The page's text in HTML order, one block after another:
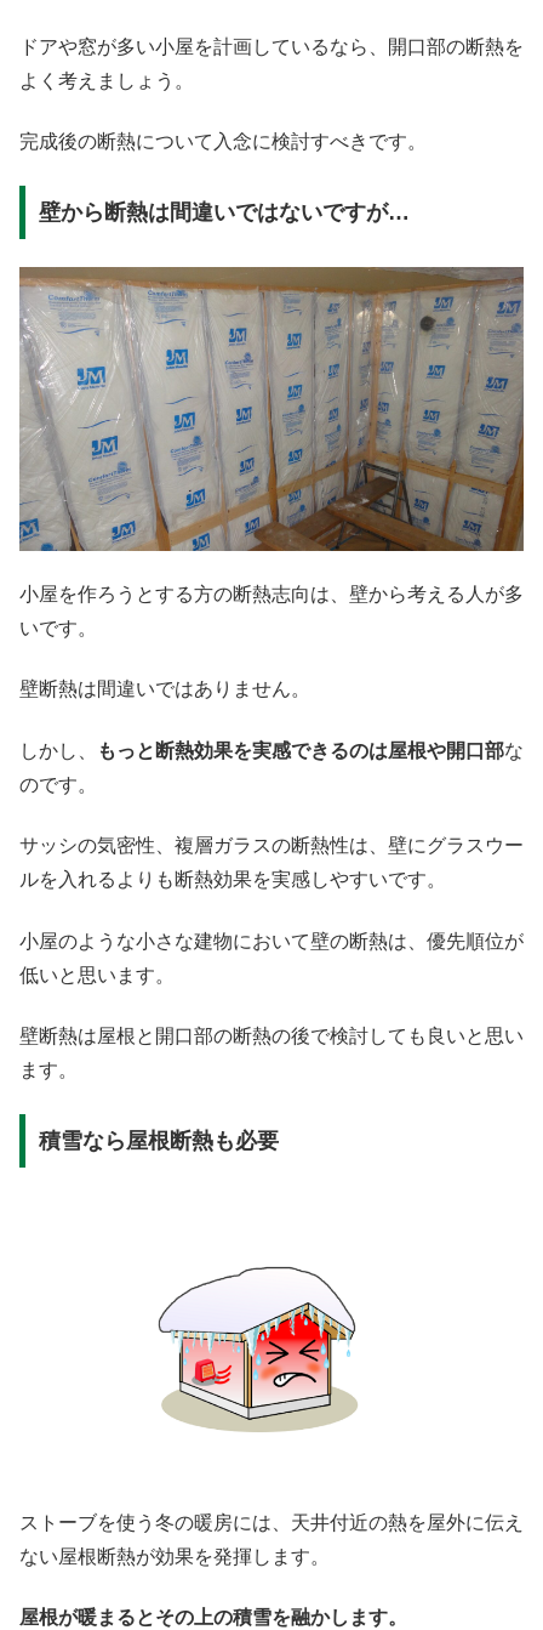
ドアや窓が多い小屋を計画しているなら、開口部の断熱を
よく考えましょう。
完成後の断熱について入念に検討すべきです。
壁から断熱は間違いではないですが…
小屋を作ろうとする方の断熱志向は、壁から考える人が多
いです。
壁断熱は間違いではありません。
しかし、 もっと断熱効果を実感できるのは屋根や開口部な
のです。
サッシの気密性、複層ガラスの断熱性は、壁にグラスウー
ルを入れるよりも断熱効果を実感しやすいです。
小屋のような小さな建物において壁の断熱は、優先順位が
低いと思います。
壁断熱は屋根と開口部の断熱の後で検討しても良いと思い
ます。
積雪なら屋根断熱も必要
ストーブを使う冬の暖房には、天井付近の熱を屋外に伝え
ない屋根断熱が効果を発揮します。
屋根が暖まるとその上の積雪を融かします。